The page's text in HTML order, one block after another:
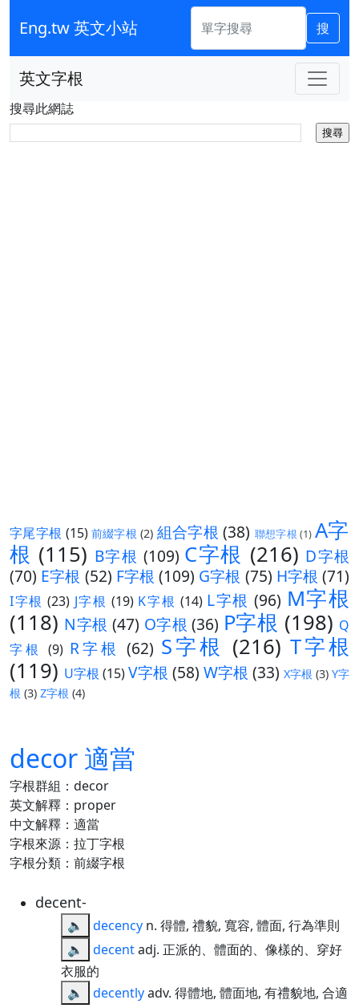
Eng.tw 英文小站 搜
英文字根
搜尋此網誌
字尾字根 (15) 前綴字根 (2) 組合字根 (38) 聯想字根 (1) A字
根 (115) B字根 (109) C字根 (216) D字根
(70) E字根 (52) F字根 (109) G字根 (75) H字根 (71)
I字根 (23) J字根 (19) K字根 (14) L字根 (96) M字根
(118) N字根 (47) O字根 (36) P字根 (198) Q
字根 (9) R字根 (62) S字根 (216) T字根
(119) U字根 (15)V字根 (58) W字根 (33) X字根 (3) Y字
根 (3) Z字根 (4)
decor 適當
字根群組：decor
英文解釋：proper
中文解釋：適當
字根來源：拉丁字根
字根分類：前綴字根
decent-
🔈 decency n. 得體, 禮貌, 寬容, 體面, 行為準則
🔈
decentadj. 正派的、體面的、像樣的、穿好
衣服的
🔈
decentlyadv. 得體地, 體面地, 有禮貌地, 合適